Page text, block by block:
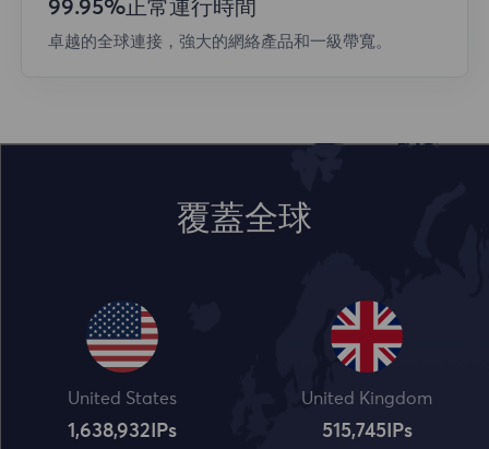
99.95%正常運行時間
卓越的全球連接，強大的網絡產品和一級帶寬。
覆蓋全球
United States
1,638,932 IPs
United Kingdom
515,745IPs